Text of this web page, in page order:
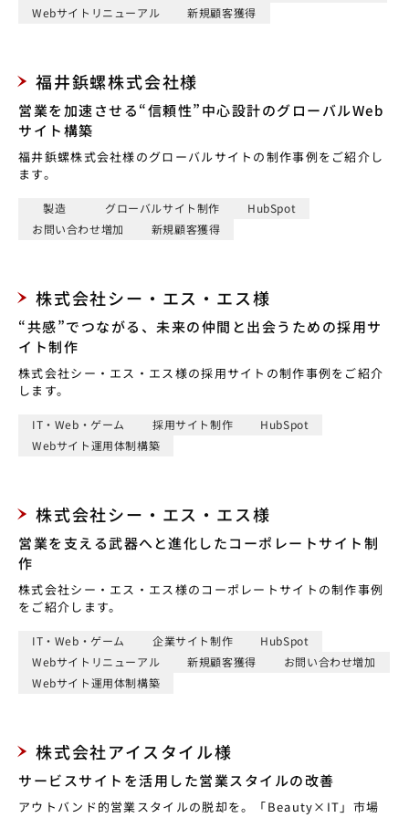
Webサイトリニューアル 新規顧客獲得
福井鋲螺株式会社様
営業を加速させる“信頼性”中心設計のグローバルWeb
サイト構築
福井鋲螺株式会社様のグローバルサイトの制作事例をご紹介し
ます。
製造 グローバルサイト制作
HubSpot
お問い合わせ増加
新規顧客獲得
株式会社シー・エス・エス様
“共感”でつながる、未来の仲間と出会うための採用サ
イト制作
株式会社シー・エス・エス様の採用サイトの制作事例をご紹介
します。
IT・Web・ゲーム 採用サイト制作
HubSpot
Webサイト運用体制構築
株式会社シー・エス・エス様
営業を支える武器へと進化したコーポレートサイト制
作
株式会社シー・エス・エス様のコーポレートサイトの制作事例
をご紹介します。
IT・Web・ゲーム 企業サイト制作
HubSpot
Webサイトリニューアル
新規顧客獲得
お問い合わせ増加
Webサイト運用体制構築
株式会社アイスタイル様
サービスサイトを活用した営業スタイルの改善
アウトバンド的営業スタイルの脱却を。「Beauty×IT」市場